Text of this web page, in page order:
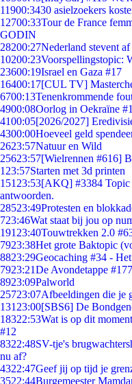
11900:3430 asielzoekers
12700:33Tour de France
GODIN
28200:27Nederland stevent
10200:23Voorspellingstopic:
23600:19Israel en Gaza #17
16400:17[CUL TV]
6700:13Tenenkrommende
4900:08Oorlog in Oekraïne
4100:05[2026/2027]
4300:00Hoeveel geld
2623:57Natuur en Wild
25623:57[Wielrennen #616]
1 23:57Starten met 3d printen
151 23:53[AKQ] #3384 Topic
antwoorden.
28523:49Protesten en
723:46Wat staat bij jou op
191 23:40Touwtrekken 2.0
7923:38Het grote Baktopic
8823:29Geocaching #34 -
7923:21De Avondetappe
8923:09Palworld
25723:07Afbeeldingen die je
131 23:00[SBS6] De
18322:53Wat is op dit
#12
8322:48SV-tje's
nu af?
4322:47Geef jij op tijd je
3522:44Burgemeester